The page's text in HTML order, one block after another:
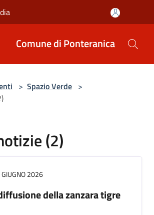
Comune di Ponteranica
> Spazio Verde >
(2)
2026
della zanzara tigre